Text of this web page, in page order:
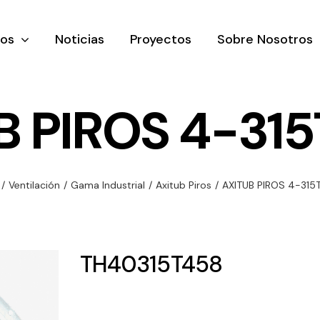
y
de
y
Ventilación
ventilación
Noticias Proyectos Sobre Nosotros
PIROS 4-
/ Ventilación / Gama Industrial / Axitub Piros / AXITUB PIROS 4-
TH40315T458